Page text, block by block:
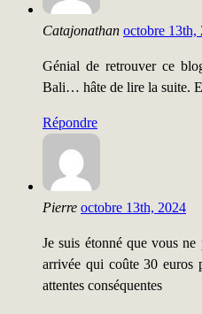
Catajonathan octobre 13th,
Génial de retrouver ce
Bali… hâte de lire la suite.
Répondre
Pierre octobre 13th, 2024
Je suis étonné que vous
arrivée qui coûte 30 euros
attentes conséquentes